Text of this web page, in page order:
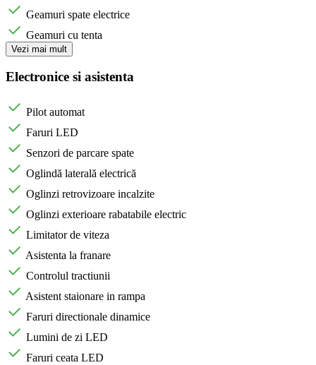
Geamuri spate electrice
Geamuri cu tenta
Vezi mai mult
Electronice si asistenta
Pilot automat
Faruri LED
Senzori de parcare spate
Oglindă laterală electrică
Oglinzi retrovizoare incalzite
Oglinzi exterioare rabatabile electric
Limitator de viteza
Asistenta la franare
Controlul tractiunii
Asistent staionare in rampa
Faruri directionale dinamice
Lumini de zi LED
Faruri ceata LED